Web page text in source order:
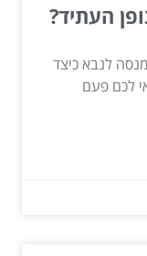
העתיד?
לנבא כיצד
לכם פעם